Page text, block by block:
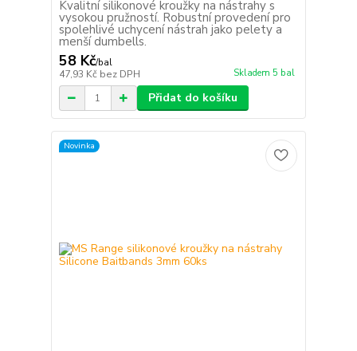
Kvalitní silikonové kroužky na nástrahy s
vysokou pružností. Robustní provedení pro
spolehlivé uchycení nástrah jako pelety a
menší dumbells.
58 Kč/bal
47,93 Kč bez DPH Skladem 5 bal
Přidat do košíku
Novinka